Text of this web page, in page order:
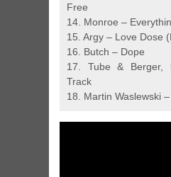
Free
14. Monroe –
15. Argy – Love Dose
16. Butch – Dope
17. Tube & Berger,
Track
18. Martin Waslewski